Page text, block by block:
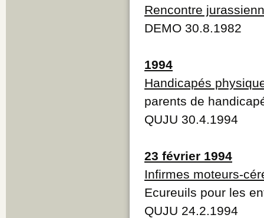
Rencontre
DEMO 30.8.1982
1994
Handicapés
parents de
QUJU 30.4.1994
23 février 1994
Infirmes moteurs-
Ecureuils pour les
QUJU 24.2.1994